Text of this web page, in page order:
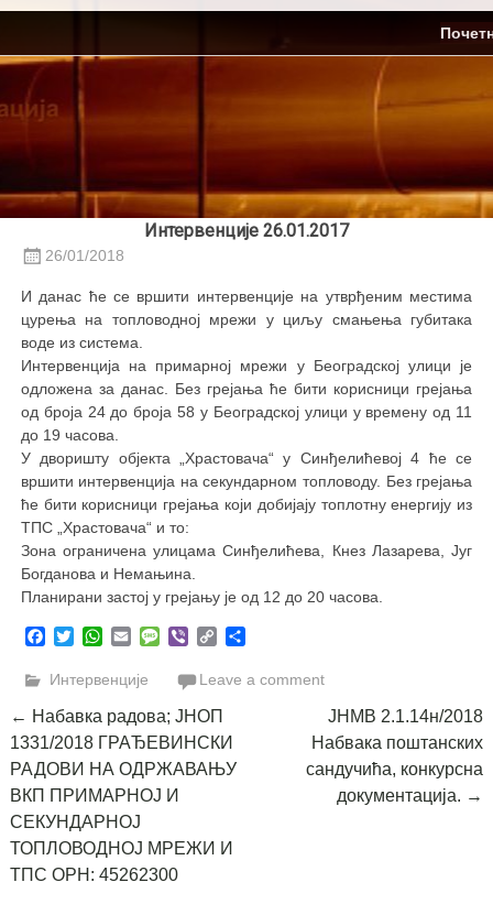
Skip
content
Интервенције 26.01.2017
26/01/2018
И данас ће се вршити интервенције на утврђеним местима
цурења на топловодној мрежи у циљу смањења губитака
воде из система.
Интервенција на примарној мрежи у Београдској улици је
одложена за данас. Без грејања ће бити корисници грејања
од броја 24 до броја 58 у Београдској улици у времену од 11
до 19 часова.
У дворишту објекта „Храстовача“ у Синђелићевој 4 ће се
вршити интервенција на секундарном топловоду. Без грејања
ће бити корисници грејања који добијају топлотну енергију из
ТПС „Храстовача“ и то:
Зона ограничена улицама Синђелићева, Кнез Лазарева, Југ
Богданова и Немањина.
Планирани застој у грејању је од 12 до 20 часова.
Facebook
TwitterWhatsApp
EmailMessage
ViberCopy
Интервенције Leave a comment
Post
navigation
← Набавка радова; ЈНОП
1331/2018 ГРАЂЕВИНСКИ
РАДОВИ НА ОДРЖАВАЊУ
ВКП ПРИМАРНОЈ И
СЕКУНДАРНОЈ
ТОПЛОВОДНОЈ МРЕЖИ И
ТПС ОРН: 45262300
ЈНМВ 2.1.14н/2018
Набвака поштанских
сандучића, конкурсна
документација. →